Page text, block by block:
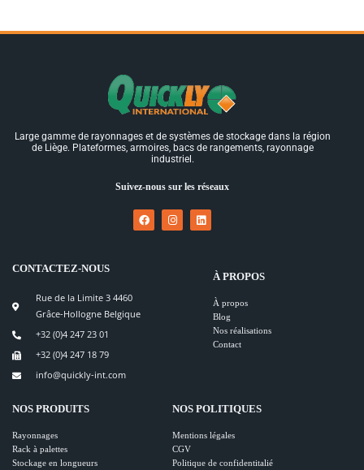
Large gamme de rayonnages et de systèmes de stockage dans la région
de Liège. Plateformes, armoires, bacs de rangements, rayonnage
industriel.
Suivez-nous sur les réseaux
CONTACTEZ-NOUS
Rue de la Limite 3 4460
Grâce-Hollogne Belgique
+32 (0)4 247 23 01
+32 (0)4 247 18 79
info@quickly-int.com
À PROPOS
À propos
Blog
Nos réalisations
Contact
NOS PRODUITS
Rayonnages
Rack à palettes
Stockage en longueurs
NOS POLITIQUES
Mentions légales
CGV
Politique de confidentitalié